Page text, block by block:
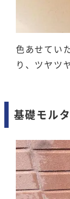
色あせてい
り、ツヤツ
基礎モル